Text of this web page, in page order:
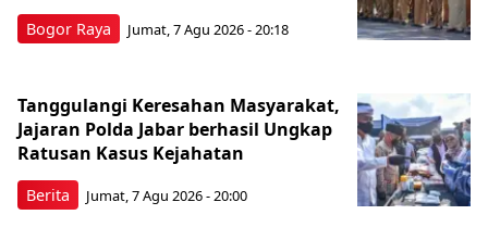
Bogor Raya Jumat, 7 Agu 2026 - 20:18
Berita
Tanggulangi Keresahan Masyarakat,
Jajaran Polda Jabar berhasil Ungkap
Ratusan Kasus Kejahatan
Jumat, 7 Agu 2026 - 20:00